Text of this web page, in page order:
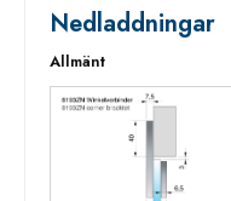
Nedladdningar
Allmänt